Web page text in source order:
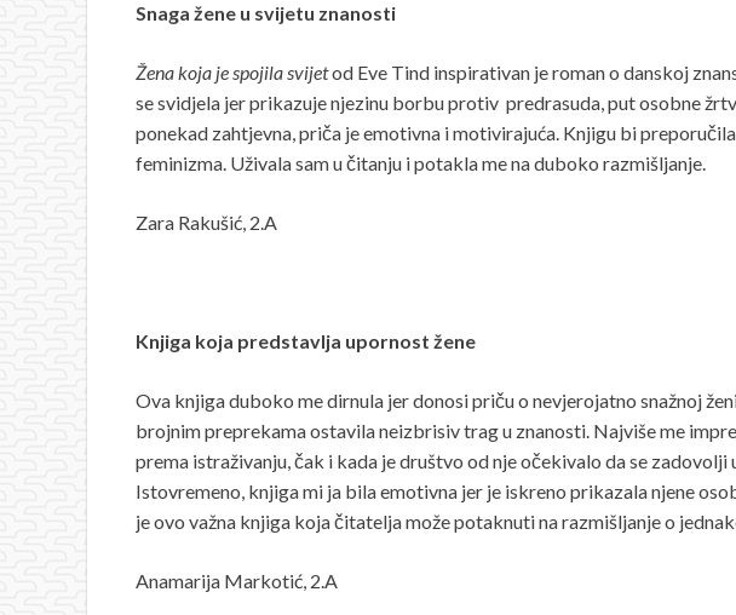
Snaga žene u svijetu znanosti
Žena koja je spojila svijetod Eve Tind inspirativan je roman o danskoj
se svidjela jer prikazuje njezinu borbu protiv predrasuda, put osobne
ponekad zahtjevna, priča je emotivna i motivirajuća. Knjigu bi
feminizma. Uživala sam u čitanju i potakla me na duboko razmišljanje.
Zara Rakušić, 2.A
Knjiga koja predstavlja upornost žene
Ova knjiga duboko me dirnula jer donosi priču o nevjerojatno snažnoj
brojnim preprekama ostavila neizbrisiv trag u znanosti. Najviše me
prema istraživanju, čak i kada je društvo od nje očekivalo da se zadovolji
Istovremeno, knjiga mi ja bila emotivna jer je iskreno prikazala njene
je ovo važna knjiga koja čitatelja može potaknuti na razmišljanje o
Anamarija Markotić, 2.A